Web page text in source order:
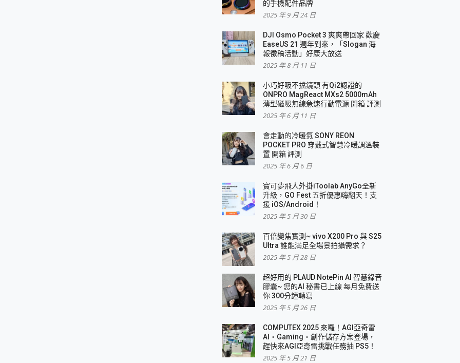
的手機配件品牌
2025 年 9 月 24 日
DJI Osmo Pocket 3 爽爽帶回家 歡慶
EaseUS 21 週年到來，「Slogan 海
報徵稿活動」好康大放送
2025 年 8 月 11 日
小巧好吸不擋鏡頭 有Qi2認證的
ONPRO MagReact MXs2 5000mAh
薄型磁吸無線急速行動電源 開箱 評測
2025 年 6 月 11 日
會走動的冷暖氣 SONY REON
POCKET PRO 穿戴式智慧冷暖調溫裝
置 開箱 評測
2025 年 6 月 6 日
寶可夢飛人外掛iToolab AnyGo全新
升級，GO Fest 五折優惠嗨翻天！支
援 iOS/Android！
2025 年 5 月 30 日
百倍變焦實測~ vivo X200 Pro 與 S25
Ultra 誰能滿足全場景拍攝需求？
2025 年 5 月 28 日
超好用的 PLAUD NotePin AI 智慧錄音
膠囊~ 您的AI 秘書已上線 每月免費送
你 300分鐘轉寫
2025 年 5 月 26 日
COMPUTEX 2025 來囉！AGI亞奇雷
AI・Gaming・創作儲存方案登場，
趕快來AGI亞奇雷挑戰任務抽 PS5！
2025 年 5 月 21 日